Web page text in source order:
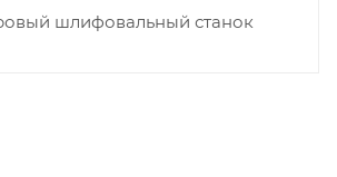
шлифовальный станок